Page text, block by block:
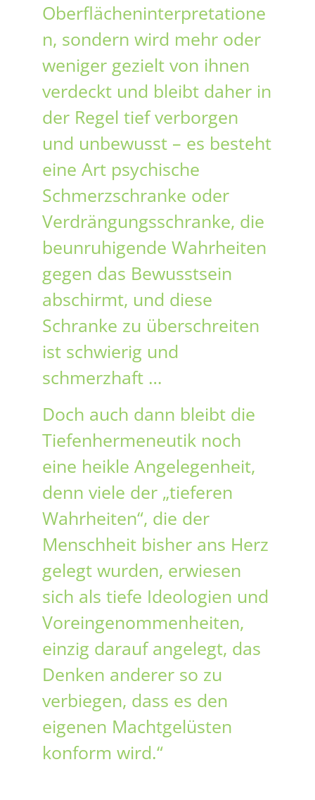
Oberflächeninterpretatione
n, sondern wird mehr oder
weniger gezielt von ihnen
verdeckt und bleibt daher in
der Regel tief verborgen
und unbewusst – es besteht
eine Art psychische
Schmerzschranke oder
Verdrängungsschranke, die
beunruhigende Wahrheiten
gegen das Bewusstsein
abschirmt, und diese
Schranke zu überschreiten
ist schwierig und
schmerzhaft …
Doch auch dann bleibt die
Tiefenhermeneutik noch
eine heikle Angelegenheit,
denn viele der „tieferen
Wahrheiten“, die der
Menschheit bisher ans Herz
gelegt wurden, erwiesen
sich als tiefe Ideologien und
Voreingenommenheiten,
einzig darauf angelegt, das
Denken anderer so zu
verbiegen, dass es den
eigenen Machtgelüsten
konform wird.“